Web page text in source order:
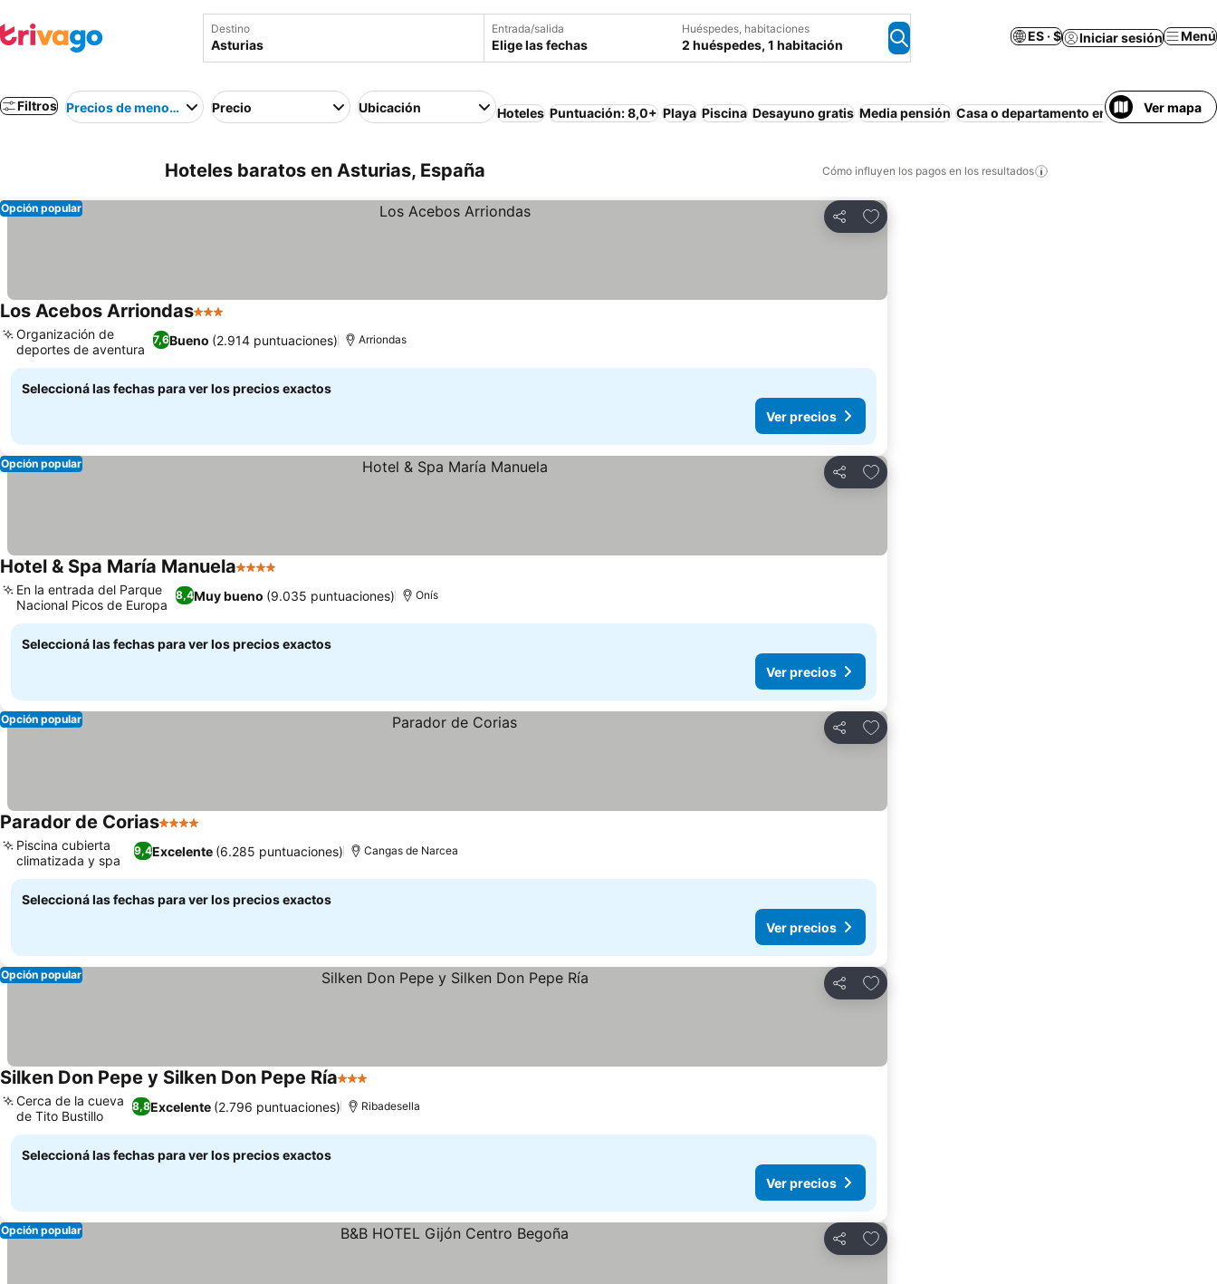
Destino Entrada/salida
Elige las fechas
Huéspedes, habitaciones
2 huéspedes, 1 habitación
ES · $ Iniciar sesión Menú
Filtros Precios de menor a mayorPrecio Ubicación Hoteles Puntuación: 8,0+ Playa Piscina Desayuno gratis Media pensión Casa o departamento entero Ver mapa
Hoteles baratos en Asturias, España Cómo influyen los pagos en los resultados
Compartir
Añadir a favoritos
Opción popular
Los Acebos Arriondas3 Estrellas
7,6Bueno (2.914 puntuaciones)
Organización de
deportes de aventura
Arriondas
Seleccioná las fechas para ver los precios exactos
Ver precios
Compartir
Añadir a favoritos
Opción popular
Hotel & Spa María Manuela4 Estrellas
8,4Muy bueno (9.035 puntuaciones)
En la entrada del Parque
Nacional Picos de Europa
Onís
Seleccioná las fechas para ver los precios exactos
Ver precios
Compartir
Añadir a favoritos
Opción popular
Parador de Corias4 Estrellas
9,4Excelente (6.285 puntuaciones)
Piscina cubierta
climatizada y spa
Cangas de Narcea
Seleccioná las fechas para ver los precios exactos
Ver precios
Compartir
Añadir a favoritos
Opción popular
Silken Don Pepe y Silken Don Pepe Ría3 Estrellas
8,8Excelente (2.796 puntuaciones)
Cerca de la cueva
de Tito Bustillo
Ribadesella
Seleccioná las fechas para ver los precios exactos
Ver precios
Compartir
Añadir a favoritos
Opción popular